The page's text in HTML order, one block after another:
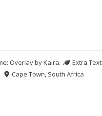
Overlay byKaira.
Extra Text
Cape Town, South Africa